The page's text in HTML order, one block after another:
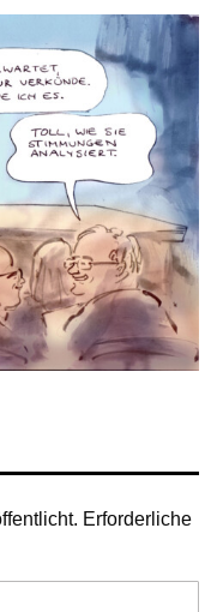
Erforderliche